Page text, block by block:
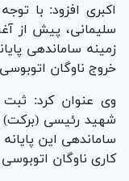
اکبری افزود: با
سلیمانی، پیش از
زمینه ساماندهی
خروج ناوگان
وی عنوان کرد: ثبت
شهید رئیسی
ساماندهی این
کاری ناوگان